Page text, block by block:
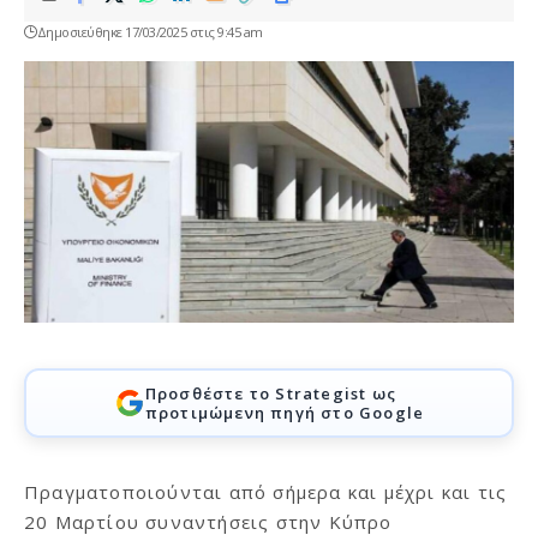
Δημοσιεύθηκε 17/03/2025 στις 9:45 am
Προσθέστε το Strategist ως
προτιμώμενη πηγή στο Google
Πραγματοποιούνται από σήμερα και μέχρι και τις
20 Μαρτίου συναντήσεις στην Κύπρο